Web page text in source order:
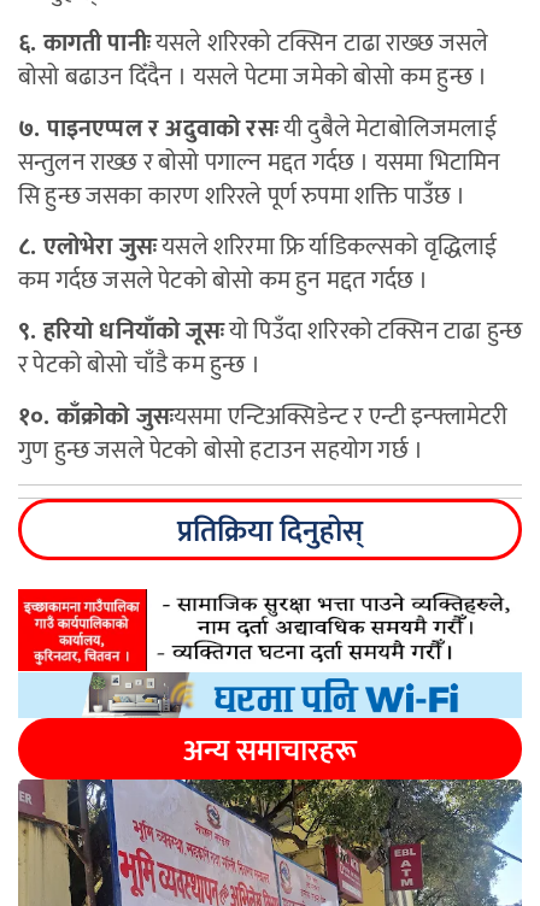
६. कागती पानीःयसले शरिरको टक्सिन टाढा राख्छ जसले
बोसो बढाउन दिँदैन । यसले पेटमा जमेको बोसो कम हुन्छ ।
७. पाइनएप्पल र अदुवाको रसःयी दुबैले मेटाबोलिजमलाई
सन्तुलन राख्छ र बोसो पगाल्न मद्दत गर्दछ । यसमा भिटामिन
सि हुन्छ जसका कारण शरिरले पूर्ण रुपमा शक्ति पाउँछ ।
८. एलोभेरा जुसःयसले शरिरमा फ्रि र्याडिकल्सको वृद्धिलाई
कम गर्दछ जसले पेटको बोसो कम हुन मद्दत गर्दछ ।
९. हरियो धनियाँको जूसःयो पिउँदा शरिरको टक्सिन टाढा हुन्छ
र पेटको बोसो चाँडै कम हुन्छ ।
१०. काँक्रोको जुसःयसमा एन्टिअक्सिडेन्ट र एन्टी इन्फ्लामेटरी
गुण हुन्छ जसले पेटको बोसो हटाउन सहयोग गर्छ ।
प्रतिक्रिया दिनुहोस्
अन्य समाचारहरू